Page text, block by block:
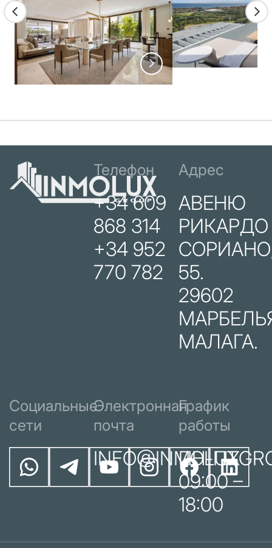
Телефон
+34 609
868 314
+34 952
770 782
Адрес
АВЕНЮ
РИКАРДО
55.
29602
МАЛАГА.
Социальные
сети
Электронная
почта
График
работы
ПН-ПТ
09:00 –
18:00